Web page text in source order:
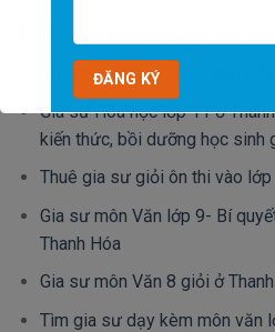
Thêm một vài thông tin hữu ích
Phương pháp gia sư hiệu quả
Gia sư Hóa học lớp 11 ở
kiến thức, bồi dưỡng học sinh
Thuê gia sư giỏi ôn thi vào lớp
Gia sư môn Văn lớp 9- Bí
Thanh Hóa
Gia sư môn Văn 8 giỏi ở
Tìm gia sư dạy kèm môn văn